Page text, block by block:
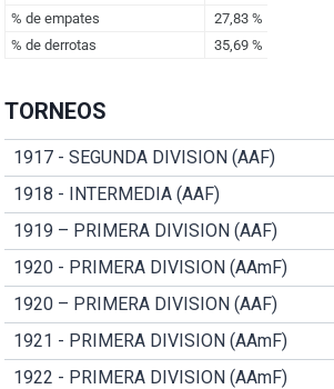
TORNEOS
1917 - SEGUNDA DIVISION (AAF)
1918 - INTERMEDIA (AAF)
1919 – PRIMERA DIVISION (AAF)
1920 - PRIMERA DIVISION (AAmF)
1920 – PRIMERA DIVISION (AAF)
1921 - PRIMERA DIVISION (AAmF)
1922 - PRIMERA DIVISION (AAmF)